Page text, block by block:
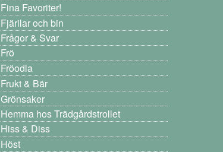
Fina Favoriter!
Fjärilar och bin
Frågor & Svar
Frö
Fröodla
Frukt & Bär
Grönsaker
Hemma hos Trädgårdstrollet
Hiss & Diss
Höst